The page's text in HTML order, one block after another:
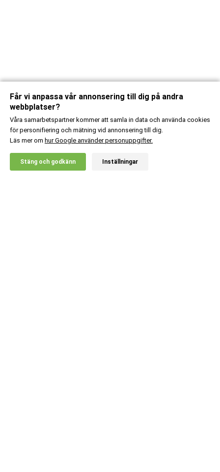
20% RABATT!
X
Får vi anpassa vår annonsering till dig på andra
webbplatser?
Våra samarbetspartner kommer att samla in data och använda cookies
för personifiering och mätning vid annonsering till dig.
Läs mer om hur Google använder personuppgifter.
Stäng och godkänn Inställningar